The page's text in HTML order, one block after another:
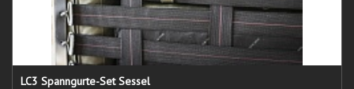
LC3 Spanngurte-Set Sessel